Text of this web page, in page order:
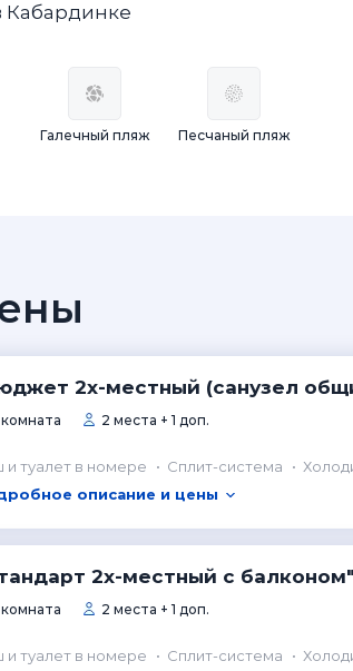
Кабардинке
Галечный пляж Песчаный пляж
2х-местный (санузел
комната 2 места + 1 доп.
и туалет в номере Сплит-система
описание и цены
2х-местный с балконом"
комната 2 места + 1 доп.
и туалет в номере Сплит-система